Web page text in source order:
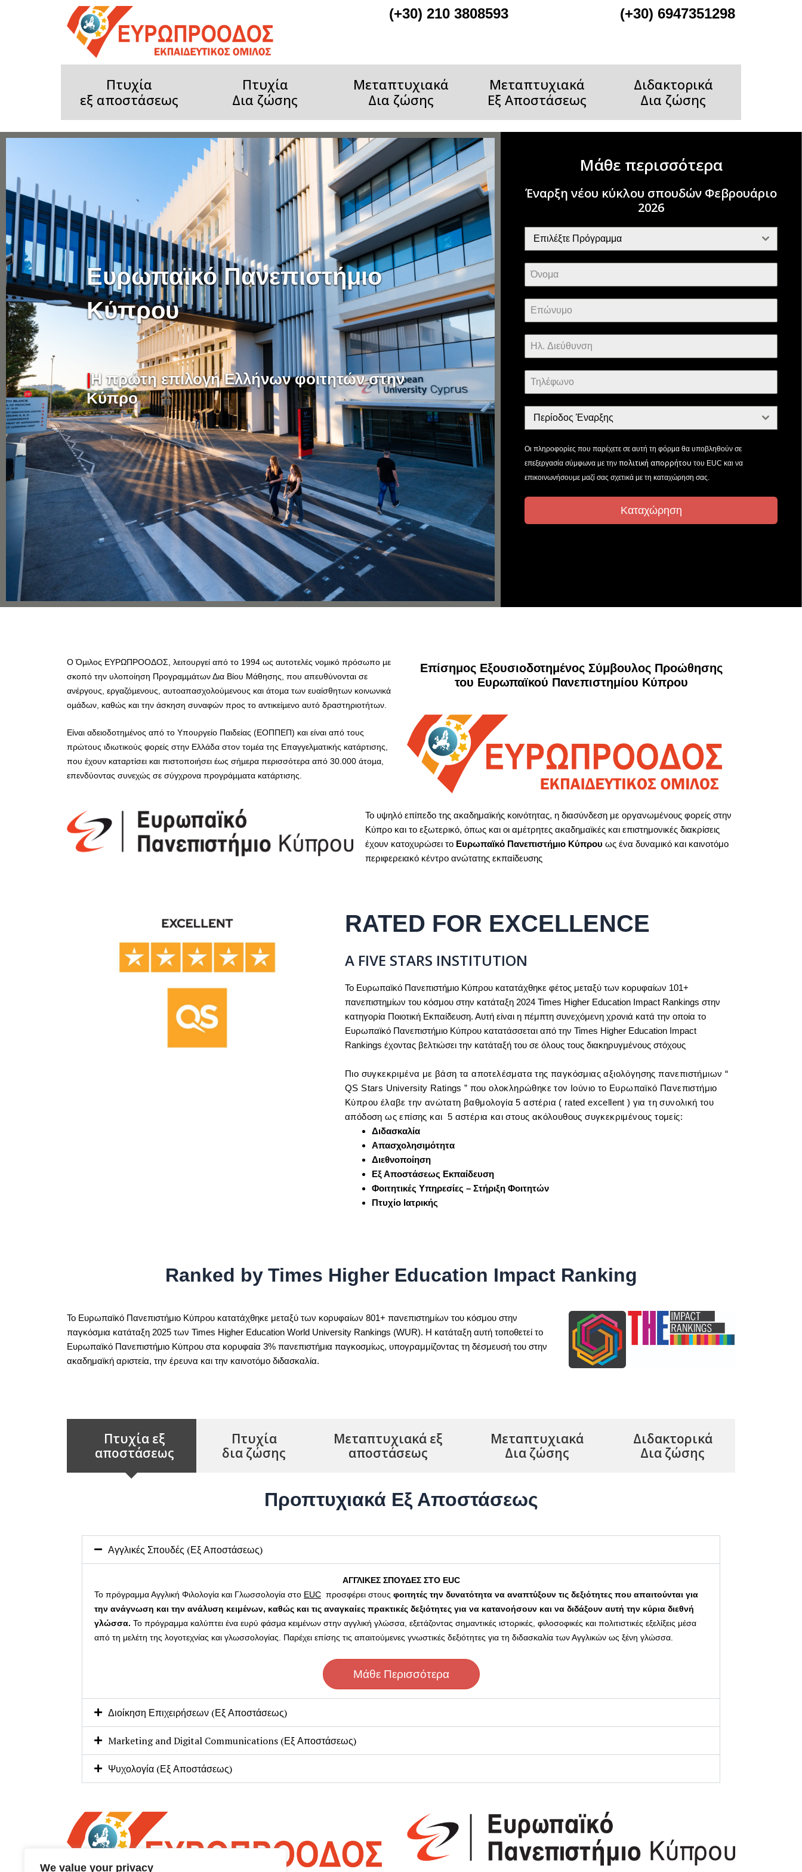
We value your privacy
(+30) 210 3808593 (+30) 6947351298
Πτυχία
εξ αποστάσεως
Πτυχία
Δια ζώσης
Μεταπτυχιακά
Δια ζώσης
Μεταπτυχιακά
Εξ Αποστάσεως
Διδακτορικά
Δια ζώσης
Ευρωπαϊκό Πανεπιστήμιο
Κύπρου
|Η πρώτη επιλογή Ελλήνων φοιτητών στην
Κύπρο
Μάθε περισσότερα
Έναρξη νέου κύκλου σπουδών Φεβρουάριο
2026
Επιλέξτε Πρόγραμμα
Περίοδος Έναρξης
Οι πληροφορίες που παρέχετε σε αυτή τη φόρμα θα υποβληθούν σε
επεξεργασία σύμφωνα με τηνπολιτική απορρήτου του EUC και να
επικοινωνήσουμε μαζί σας σχετικά με τη καταχώρηση σας.
Καταχώρηση
Ο Όµιλος ΕΥΡΩΠΡΟΟΔΟΣ, λειτουργεί από το 1994 ως αυτοτελές νοµικό πρόσωπο µε
σκοπό την υλοποίηση Προγραµµάτων Δια Βίου Μάθησης, που απευθύνονται σε
ανέργους, εργαζόµενους, αυτοαπασχολούµενους και άτοµα των ευαίσθητων κοινωνικά
οµάδων, καθώς και την άσκηση συναφών προς το αντικείµενο αυτό δραστηριοτήτων.
Είναι αδειοδοτηµένος από το Υπουργείο Παιδείας (ΕΟΠΠΕΠ) και είναι από τους
πρώτους ιδιωτικούς φορείς στην Ελλάδα στον τοµέα της Επαγγελµατικής κατάρτισης,
που έχουν καταρτίσει και πιστοποιήσει έως σήµερα περισσότερα από 30.000 άτοµα,
επενδύοντας συνεχώς σε σύγχρονα προγράµµατα κατάρτισης.
Επίσημος Εξουσιοδοτημένος Σύμβουλος Προώθησης
του Ευρωπαϊκού Πανεπιστημίου Κύπρου
Το υψηλό επίπεδο της ακαδημαϊκής κοινότητας, η διασύνδεση με οργανωμένους φορείς στην
Κύπρο και το εξωτερικό, όπως και οι αμέτρητες ακαδημαϊκές και επιστημονικές διακρίσεις
έχουν κατοχυρώσει το Ευρωπαϊκό Πανεπιστήμιο Κύπρου ως ένα δυναμικό και καινοτόμο
περιφερειακό κέντρο ανώτατης εκπαίδευσης
RATED FOR EXCELLENCE
A FIVE STARS INSTITUTION
Το Ευρωπαϊκό Πανεπιστήμιο Κύπρου κατατάχθηκε φέτος μεταξύ των κορυφαίων 101+
πανεπιστημίων του κόσμου στην κατάταξη 2024 Times Higher Education Impact Rankings στην
κατηγορία Ποιοτική Εκπαίδευση. Αυτή είναι η πέμπτη συνεχόμενη χρονιά κατά την οποία το
Ευρωπαϊκό Πανεπιστήμιο Κύπρου κατατάσσεται από την Times Higher Education Impact
Rankings έχοντας βελτιώσει την κατάταξή του σε όλους τους διακηρυγμένους στόχους
Πιο συγκεκριμένα με βάση τα αποτελέσματα της παγκόσμιας αξιολόγησης πανεπιστήμιων “
QS Stars University Ratings ” που ολοκληρώθηκε τον Ιούνιο το Ευρωπαϊκό Πανεπιστήμιο
Κύπρου έλαβε την ανώτατη βαθμολογία 5 αστέρια ( rated excellent ) για τη συνολική του
απόδοση ως επίσης και 5 αστέρια και στους ακόλουθους συγκεκριμένους τομείς:
Διδασκαλία
Απασχολησιμότητα
Διεθνοποίηση
Εξ Αποστάσεως Εκπαίδευση
Φοιτητικές Υπηρεσίες – Στήριξη Φοιτητών
Πτυχίο Ιατρικής
Ranked by Times Higher Education Impact Ranking
Το Ευρωπαϊκό Πανεπιστήμιο Κύπρου κατατάχθηκε μεταξύ των κορυφαίων 801+ πανεπιστημίων του κόσμου στην
παγκόσμια κατάταξη 2025 των Times Higher Education World University Rankings (WUR). Η κατάταξη αυτή τοποθετεί το
Ευρωπαϊκό Πανεπιστήμιο Κύπρου στα κορυφαία 3% πανεπιστήμια παγκοσμίως, υπογραμμίζοντας τη δέσμευσή του στην
ακαδημαϊκή αριστεία, την έρευνα και την καινοτόμο διδασκαλία.
Πτυχία εξ
αποστάσεως
Πτυχία
δια ζώσης
Μεταπτυχιακά εξ
αποστάσεως
Μεταπτυχιακά
Δια ζώσης
Διδακτορικά
Δια ζώσης
Προπτυχιακά Εξ Αποστάσεως
Αγγλικές Σπουδές (Εξ Αποστάσεως)
ΑΓΓΛΙΚΕΣ ΣΠΟΥΔΕΣ ΣΤΟ EUC
Το πρόγραμμα Αγγλική Φιλολογία και Γλωσσολογία στο EUC προσφέρει στους φοιτητές την δυνατότητα να αναπτύξουν τις δεξιότητες που απαιτούνται για
την ανάγνωση και την ανάλυση κειμένων, καθώς και τις αναγκαίες πρακτικές δεξιότητες για να κατανοήσουν και να διδάξουν αυτή την κύρια διεθνή
γλώσσα. Το πρόγραμμα καλύπτει ένα ευρύ φάσμα κειμένων στην αγγλική γλώσσα, εξετάζοντας σημαντικές ιστορικές, φιλοσοφικές και πολιτιστικές εξελίξεις μέσα
από τη μελέτη της λογοτεχνίας και γλωσσολογίας. Παρέχει επίσης τις απαιτούμενες γνωστικές δεξιότητες για τη διδασκαλία των Αγγλικών ως ξένη γλώσσα.
Μάθε Περισσότερα
Διοίκηση Επιχειρήσεων (Εξ Αποστάσεως)
Marketing and Digital Communications (Εξ Αποστάσεως)
Ψυχολογία (Εξ Αποστάσεως)